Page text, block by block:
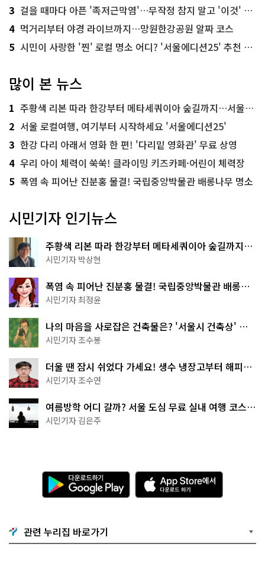
3 걸을 때마다 아픈 '족저근막염'…무작정 참지 말고 '이것' 해보세요!
4 먹거리부터 야경 라이브까지…망원한강공원 알짜 코스
5 시민이 사랑한 '찐' 로컬 명소 어디? '서울에디션25' 추천 코스
많이 본 뉴스
1 주황색 리본 따라 한강부터 메타세쿼이아 숲길까지…서울둘레길 15코스
2 서울 로컬여행, 여기부터 시작하세요 '서울에디션25'
3 한강 다리 아래서 영화 한 편! '다리밑 영화관' 무료 상영
4 우리 아이 체력이 쑥쑥! 클라이밍 키즈카페·어린이 체력장
5 폭염 속 피어난 진분홍 물결! 국립중앙박물관 배롱나무 명소
시민기자 인기뉴스
주황색 리본 따라 한강부터 메타세쿼이아 숲길까지…
서울둘레길 15코스
시민기자 박상현
폭염 속 피어난 진분홍 물결! 국립중앙박물관 배롱나
무 명소
시민기자 최정윤
나의 마음을 사로잡은 건축물은? '서울시 건축상' 수
상작 공개!
시민기자 조수봉
더울 땐 잠시 쉬었다 가세요! 생수 냉장고부터 해피소
·무더위쉼터까지
시민기자 조수연
여름방학 어디 갈까? 서울 도심 무료 실내 여행 코스
추천
시민기자 김은주
다
운
로
기
G
o
A
p
p
e
관련 누리집 바로가기